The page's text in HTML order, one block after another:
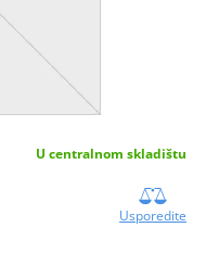
U centralnom skladištu
Usporedite